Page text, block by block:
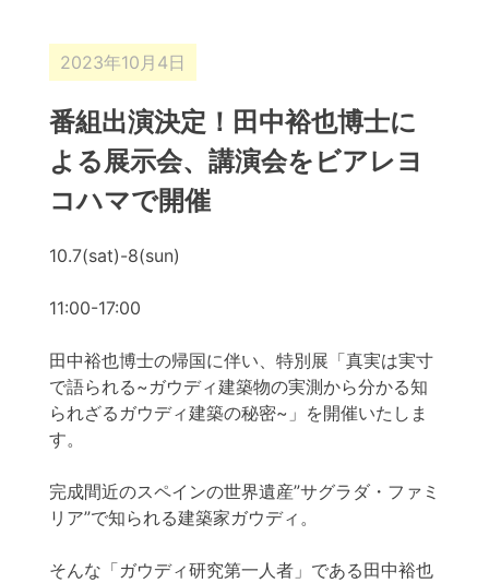
2023年10月4日
番組出演決定！田中裕也博士に
よる展示会、講演会をビアレヨ
コハマで開催
10.7(sat)-8(sun)
11:00-17:00
田中裕也博士の帰国に伴い、特別展「真実は実寸
で語られる~ガウディ建築物の実測から分かる知
られざるガウディ建築の秘密~」を開催いたしま
す。
完成間近のスペインの世界遺産”サグラダ・ファミ
リア”で知られる建築家ガウディ。
そんな「ガウディ研究第一人者」である田中裕也